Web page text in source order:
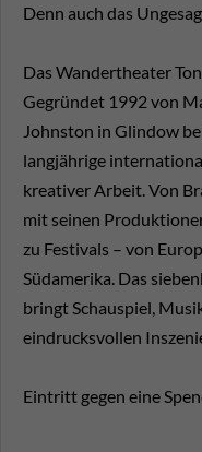
Denn auch das
Das Wandertheater
Gegründet 1992 von
Johnston in Glindow
langjährige
kreativer Arbeit. Von
mit seinen
zu Festivals – von
Südamerika. Das
bringt Schauspiel,
eindrucksvollen
Eintritt gegen eine